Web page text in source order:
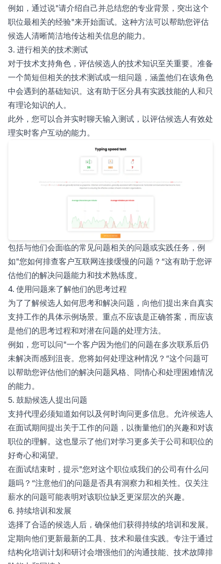
例如，通过说"请介绍自己并总结您的专业背景，突出这个
职位最相关的经验"来开始面试。这种方法可以帮助您评估
候选人清晰简洁地传达相关信息的能力。
3. 进行相关的技术测试
对于技术支持角色，评估候选人的技术知识至关重要。准备
一个简短但相关的技术测试或一组问题，涵盖他们在该角色
中会遇到的基础知识。这有助于区分具有实践技能的人和只
有理论知识的人。
此外，您可以合并实时聊天输入测试，以评估候选人有效处
理实时客户互动的能力。
包括与他们会面临的常见问题相关的问题或实践任务，例
如"您如何排查客户互联网连接缓慢的问题？“这有助于您评
估他们的解决问题能力和技术熟练度。
4. 使用问题来了解他们的思考过程
为了了解候选人如何思考和解决问题，向他们提出来自真实
支持工作的具体示例场景。重点不应该是正确答案，而应该
是他们的思考过程和对潜在问题的处理方法。
例如，您可以问"一个客户因为他们的问题在多次联系后仍
未解决而感到沮丧。您将如何处理这种情况？“这个问题可
以帮助您评估他们的解决问题风格、同情心和处理困难情况
的能力。
5. 鼓励候选人提出问题
支持代理必须知道如何以及何时询问更多信息。允许候选人
在面试期间提出关于工作的问题，以衡量他们的兴趣和对该
职位的理解。这也显示了他们对学习更多关于公司和职位的
好奇心和渴望。
在面试结束时，提示"您对这个职位或我们的公司有什么问
题吗？“注意他们的问题是否具有洞察力和相关性。仅关注
薪水的问题可能表明对该职位缺乏更深层次的兴趣。
6. 持续培训和发展
选择了合适的候选人后，确保他们获得持续的培训和发展。
定期向他们更新最新的工具、技术和最佳实践。专注于通过
结构化培训计划和研讨会增强他们的沟通技能、技术故障排